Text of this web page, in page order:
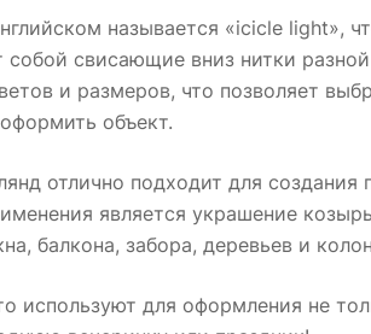
называется «icicle light»,
собой свисающие вниз нитки
и размеров, что позволяет
объект.
отлично подходит для
является украшение
балкона, забора, деревьев и
используют для оформления не